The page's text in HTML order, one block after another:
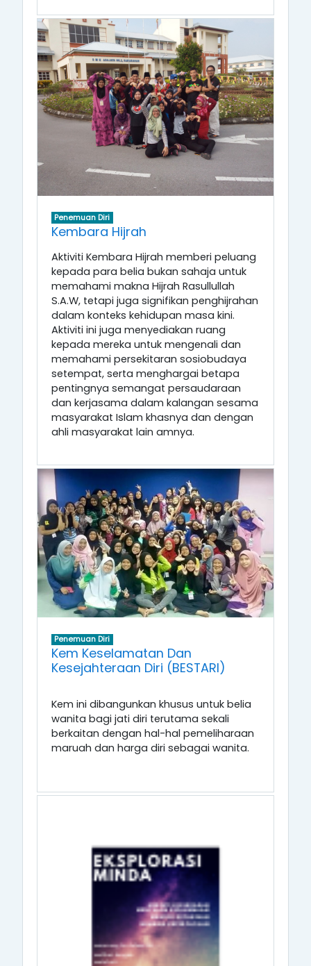
Penemuan Diri
Kembara Hijrah
Aktiviti Kembara Hijrah memberi peluang
kepada para belia bukan sahaja untuk
memahami makna Hijrah Rasullullah
S.A.W, tetapi juga signifikan penghijrahan
dalam konteks kehidupan masa kini.
Aktiviti ini juga menyediakan ruang
kepada mereka untuk mengenali dan
memahami persekitaran sosiobudaya
setempat, serta menghargai betapa
pentingnya semangat persaudaraan
dan kerjasama dalam kalangan sesama
masyarakat Islam khasnya dan dengan
ahli masyarakat lain amnya.
Penemuan Diri
Kem Keselamatan Dan
Kesejahteraan Diri (BESTARI)
Kem ini dibangunkan khusus untuk belia
wanita bagi jati diri terutama sekali
berkaitan dengan hal-hal pemeliharaan
maruah dan harga diri sebagai wanita.